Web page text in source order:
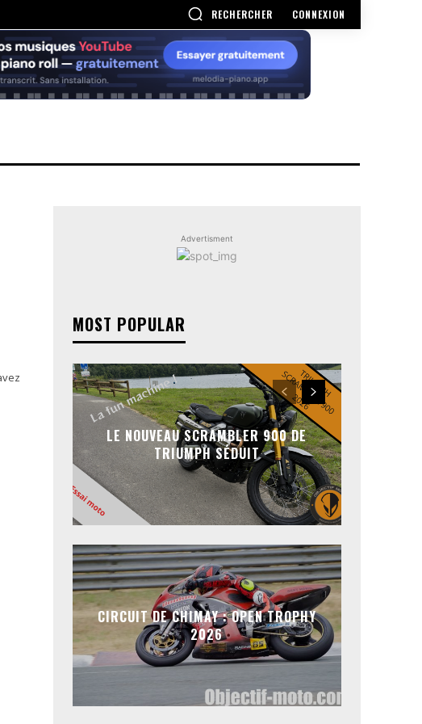
RECHERCHER CONNEXION
Advertisment
MOST POPULAR
LE NOUVEAU SCRAMBLER 900 DE
TRIUMPH SÉDUIT
CIRCUIT DE CHIMAY : OPEN TROPHY
2026